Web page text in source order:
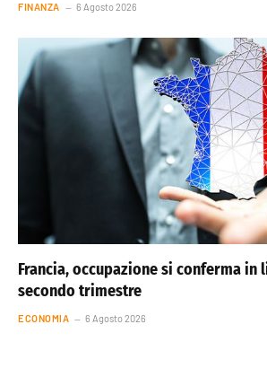
FINANZA 6 Agosto 2026
Francia, occupazione si conferma in
secondo trimestre
ECONOMIA 6 Agosto 2026